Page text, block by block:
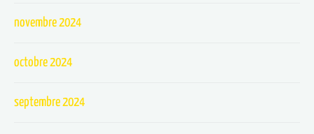
novembre 2024
octobre 2024
septembre 2024